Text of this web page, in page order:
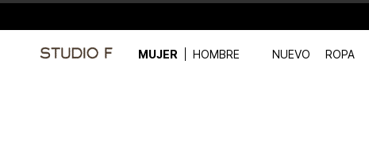
MUJER HOMBRE NUEVO ROPA